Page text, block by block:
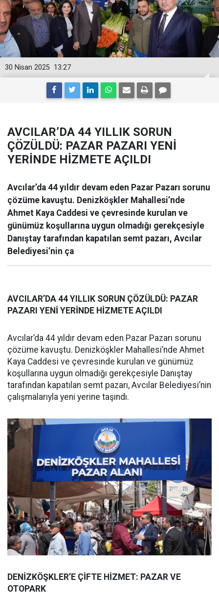
13:27
30 Nisan 2025
AVCILAR’DA 44 YILLIK SORUN
ÇÖZÜLDÜ: PAZAR PAZARI YENİ
YERİNDE HİZMETE AÇILDI
Avcılar’da 44 yıldır devam eden Pazar Pazarı sorunu
çözüme kavuştu. Denizköşkler Mahallesi’nde
Ahmet Kaya Caddesi ve çevresinde kurulan ve
günümüz koşullarına uygun olmadığı gerekçesiyle
Danıştay tarafından kapatılan semt pazarı, Avcılar
Belediyesi’nin ça
AVCILAR’DA 44 YILLIK SORUN ÇÖZÜLDÜ: PAZAR
PAZARI YENİ YERİNDE HİZMETE AÇILDI
Avcılar’da 44 yıldır devam eden Pazar Pazarı sorunu
çözüme kavuştu. Denizköşkler Mahallesi’nde Ahmet
Kaya Caddesi ve çevresinde kurulan ve günümüz
koşullarına uygun olmadığı gerekçesiyle Danıştay
tarafından kapatılan semt pazarı, Avcılar Belediyesi’nin
çalışmalarıyla yeni yerine taşındı.
DENİZKÖŞKLER’E ÇİFTE HİZMET: PAZAR VE
OTOPARK